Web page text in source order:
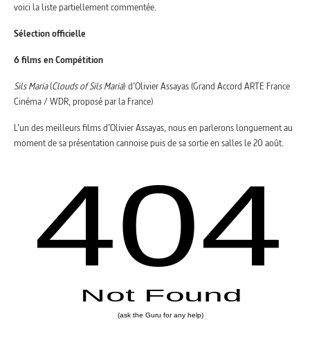
voici la liste partiellement commentée.
Sélection officielle
6 films en Compétition
Sils Maria(Clouds of Sils Maria) d’Olivier Assayas (Grand Accord ARTE France
Cinéma / WDR, proposé par la France)
L’un des meilleurs films d’Olivier Assayas, nous en parlerons longuement au
moment de sa présentation cannoise puis de sa sortie en salles le 20 août.